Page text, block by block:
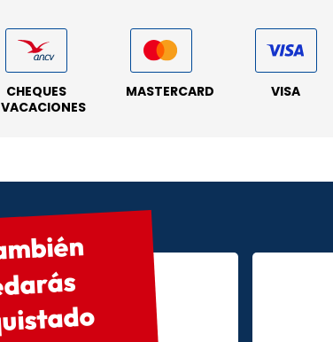
CHEQUES
VACACIONES
MASTERCARD VISA